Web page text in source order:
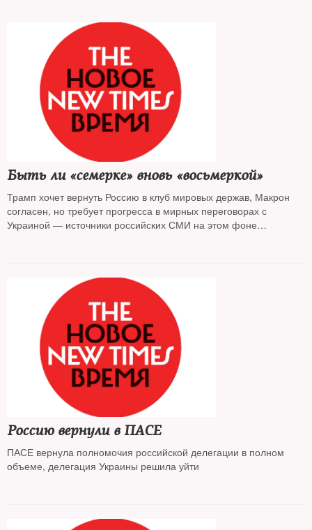
Быть ли «семерке» вновь «восьмеркой»
Трамп хочет вернуть Россию в клуб мировых держав, Макрон
согласен, но требует прогресса в мирных переговорах с
Украиной — источники российских СМИ на этом фоне
Россию вернули в ПАСЕ
ПАСЕ вернула полномочия российской делегации в полном
объеме, делегация Украины решила уйти